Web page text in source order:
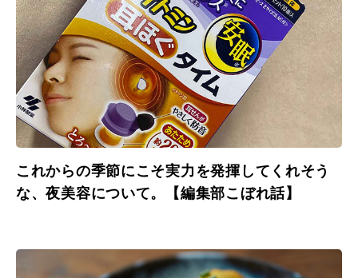
これからの季節にこそ実力を発揮してくれそう
な、夜美容について。【編集部こぼれ話】